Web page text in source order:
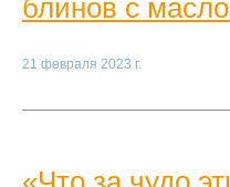
блинов с
21 февраля 2023 г.